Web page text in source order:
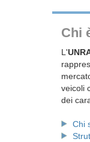
Chi
L'
veicoli
dei
Chi